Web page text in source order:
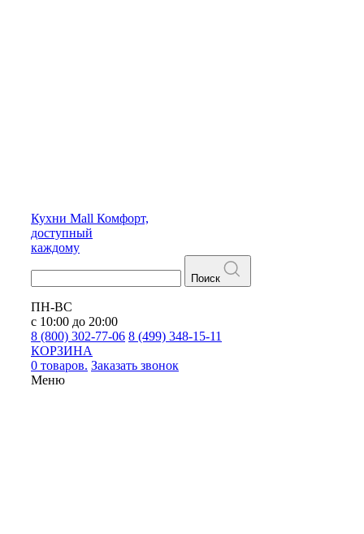
Кухни Mall Комфорт,
доступный
каждому
Поиск
ПН-ВС
с 10:00 до 20:00
8 (800) 302-77-06 8 (499) 348-15-11
КОРЗИНА
0 товаров. Заказать звонок
Меню